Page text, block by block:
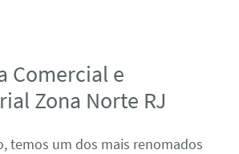
Comercial e
Zona Norte RJ
temos um dos mais renomados